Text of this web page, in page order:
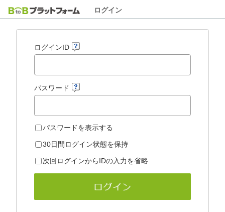
ログイン
ログインID
パスワード
パスワードを表示する
30日間ログイン状態を保持
次回ログインからIDの入力を省略